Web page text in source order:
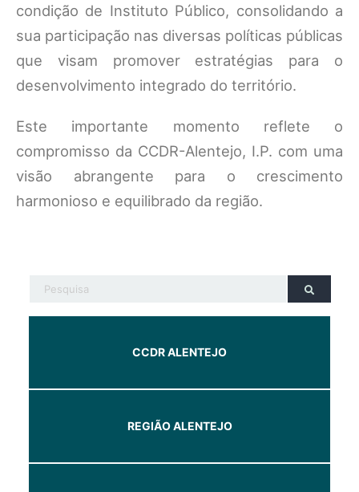
condição de Instituto Público, consolidando a
sua participação nas diversas políticas públicas
que visam promover estratégias para o
desenvolvimento integrado do território.
Este importante momento reflete o
compromisso da CCDR-Alentejo, I.P. com uma
visão abrangente para o crescimento
harmonioso e equilibrado da região.
CCDR ALENTEJO
REGIÃO ALENTEJO